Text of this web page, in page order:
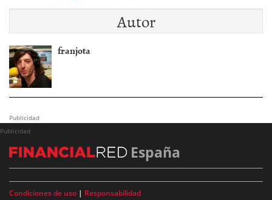
Autor
franjota
Publicidad
Publicidad
España
Condiciones de uso | Responsabilidad